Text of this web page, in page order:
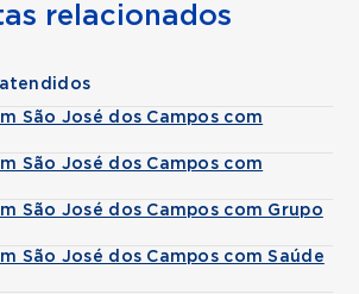
relacionados
São José dos Campos com
São José dos Campos com
São José dos Campos com Grupo
São José dos Campos com Saúde